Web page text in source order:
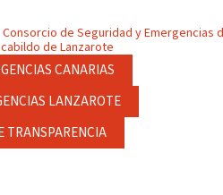
CANARIAS
LANZAROTE
TRANSPARENCIA